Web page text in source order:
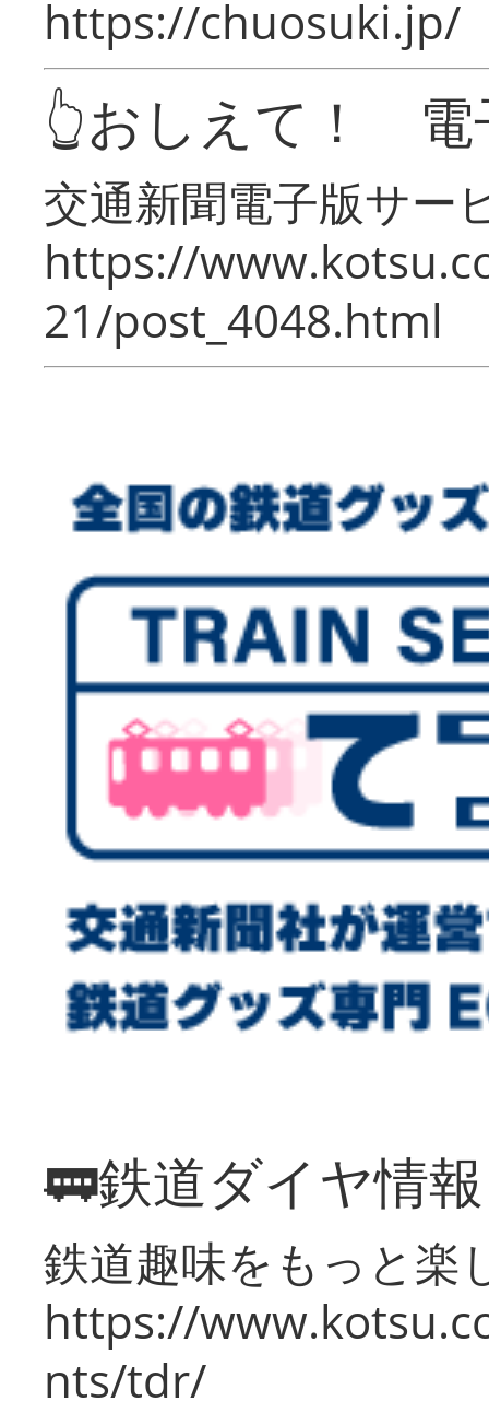
https://chuosuki.jp/
👆おしえて！ 電
交通新聞電子版サー
https://
21/post_4048.html
🚃鉄道ダイヤ情
鉄道趣味をもっと楽
https://
nts/tdr/